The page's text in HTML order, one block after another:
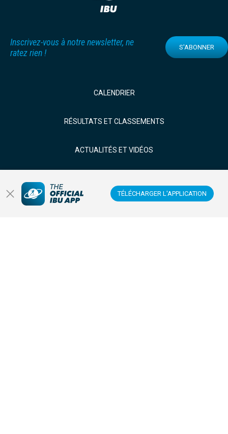
TÉLÉCHARGER L'APPLICATION
Inscrivez-vous à notre newsletter, ne
ratez rien !
S'ABONNER
CALENDRIER
RÉSULTATS ET CLASSEMENTS
ACTUALITÉS ET VIDÉOS